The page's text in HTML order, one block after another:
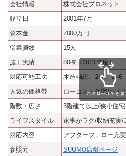
会社情報
株式会社プロネット
設立日
2001年7月
資本金
2000万円
従業員数
15人
施工実績
80棟（2021年度）
対応可能工法
木造軸組、2×4、2×6
人気の価格帯
ローコスト住宅/ハイ
階数・広さ
3階建て以上/狭小住
ライフスタイル
家事がラク/収納充実/
対応内容
アフターフォロー充
参照元
SUUMO店舗ページ
スクロールできま